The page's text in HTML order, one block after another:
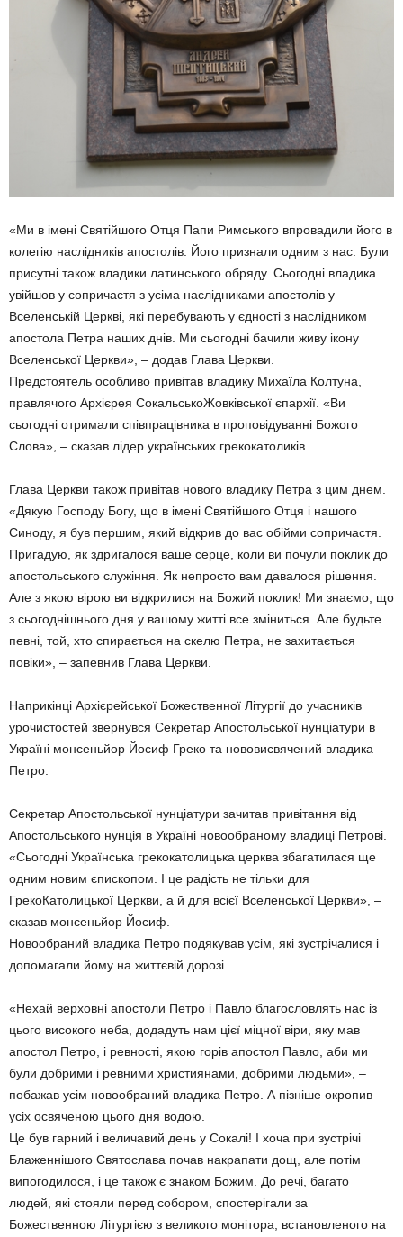
«Ми в імені Святійшого Отця Папи Римського впровадили його в
колегію наслідників апостолів. Його признали одним з нас. Були
присутні також владики латинського обряду. Сьогодні владика
увійшов у сопричастя з усіма наслідниками апостолів у
Вселенській Церкві, які перебувають у єдності з наслідником
апостола Петра наших днів. Ми сьогодні бачили живу ікону
Вселенської Церкви», – додав Глава Церкви.
Предстоятель особливо привітав владику Михаїла Колтуна,
правлячого Архієрея СокальськоЖовківської єпархії. «Ви
сьогодні отримали співпрацівника в проповідуванні Божого
Слова», – сказав лідер українських грекокатоликів.
Глава Церкви також привітав нового владику Петра з цим днем.
«Дякую Господу Богу, що в імені Святійшого Отця і нашого
Синоду, я був першим, який відкрив до вас обійми сопричастя.
Пригадую, як здригалося ваше серце, коли ви почули поклик до
апостольського служіння. Як непросто вам давалося рішення.
Але з якою вірою ви відкрилися на Божий поклик! Ми знаємо, що
з сьогоднішнього дня у вашому житті все зміниться. Але будьте
певні, той, хто спирається на скелю Петра, не захитається
повіки», – запевнив Глава Церкви.
Наприкінці Архієрейської Божественної Літургії до учасників
урочистостей звернувся Секретар Апостольської нунціатури в
Україні монсеньйор Йосиф Греко та нововисвячений владика
Петро.
Секретар Апостольської нунціатури зачитав привітання від
Апостольського нунція в Україні новообраному владиці Петрові.
«Сьогодні Українська грекокатолицька церква збагатилася ще
одним новим єпископом. І це радість не тільки для
ГрекоКатолицької Церкви, а й для всієї Вселенської Церкви», –
сказав монсеньйор Йосиф.
Новообраний владика Петро подякував усім, які зустрічалися і
допомагали йому на життєвій дорозі.
«Нехай верховні апостоли Петро і Павло благословлять нас із
цього високого неба, додадуть нам цієї міцної віри, яку мав
апостол Петро, і ревності, якою горів апостол Павло, аби ми
були добрими і ревними християнами, добрими людьми», –
побажав усім новообраний владика Петро. А пізніше окропив
усіх освяченою цього дня водою.
Це був гарний і величавий день у Сокалі! І хоча при зустрічі
Блаженнішого Святослава почав накрапати дощ, але потім
випогодилося, і це також є знаком Божим. До речі, багато
людей, які стояли перед собором, спостерігали за
Божественною Літургією з великого монітора, встановленого на